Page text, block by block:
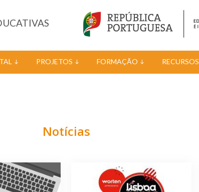
PROJETOS FORMAÇÃO RECURSOS
Notícias